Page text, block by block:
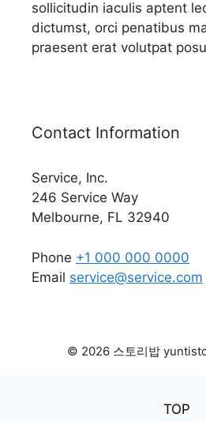
sollicitudin iaculis aptent
dictumst, orci penatibus
praesent erat volutpat
Contact Information
Service, Inc.
246 Service Way
Melbourne, FL 32940
Phone +1 000 000 0000
Email service@service.com
© 2026 스토리밥
TOP